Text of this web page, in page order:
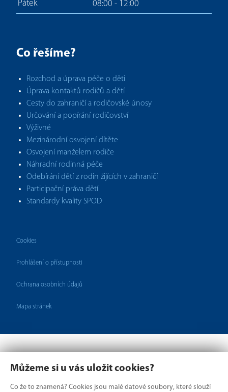
Pátek 08:00 - 12:00
Co řešíme?
Rozchod a úprava péče o děti
Úprava kontaktů rodičů a dětí
Cesty do zahraničí a rodičovské únosy
Určování a popírání rodičovství
Výživné
Mezinárodní osvojení dítěte
Osvojení manželem rodiče
Náhradní rodinná péče
Odebírání dětí z rodin žijících v zahraničí
Participační práva dětí
Standardy kvality SPOD
Cookies
Prohlášení o přístupnosti
Ochrana osobních údajů
Mapa stránek
Můžeme si u vás uložit cookies?
Co že to znamená? Cookies jsou malé datové soubory, které slouží